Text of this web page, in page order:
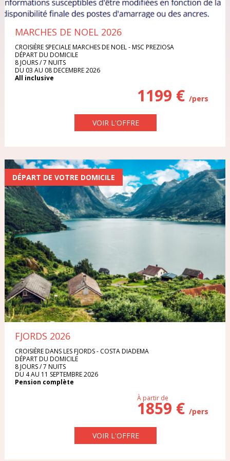
DANEMARK
EGYPTE
GRECE
ILE MAURICE
ILES GRENADINES
IRLANDE
POLOGNE
PORTUGAL
SÉNÉGAL
MARCHES DE NOEL 2026
CROISIÈRE SPECIALE MARCHES DE NOEL - MSC PREZIOSA
DÉPART DU DOMICILE
8 JOURS / 7 NUITS
DU 03 AU 08 DECEMBRE 2026
All inclusive
1199 €/pers
VOIR L'OFFRE
FJORDS 2026
CROISIÈRE DANS LES FJORDS - COSTA DIADEMA
DÉPART DU DOMICILE
8 JOURS / 7 NUITS
DU 4 AU 11 SEPTEMBRE 2026
Pension complète
À partir de
1859 €/pers
VOIR L'OFFRE
DÉPART DE VOTRE DOMICILE
Iles Grenadines Irlande
Italie Maroc
Pologne
République Tchèque
Thaïlande Tunisie
Turquie Vietnam
TYPE DE VOYAGE
Séjour Circuit
Croisière Week-end
Circuit Séjour
MOIS DE DÉPART
DURÉE DU VOYAGE